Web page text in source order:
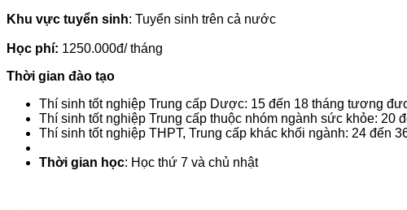
Khu vực tuyển sinh: Tuyển sinh trên cả nước
Học phí: 1250.000đ/ tháng
Thời gian đào tạo
Thí sinh tốt nghiệp Trung cấp Dược: 15 đến 18 tháng tương
Thí sinh tốt nghiệp Trung cấp thuộc nhóm ngành sức khỏe: 20
Thí sinh tốt nghiệp THPT, Trung cấp khác khối ngành: 24 đến
Thời gian học: Học thứ 7 và chủ nhật